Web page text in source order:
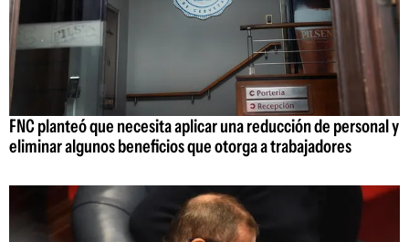
FNC planteó que necesita aplicar una reducción de personal y
eliminar algunos beneficios que otorga a trabajadores